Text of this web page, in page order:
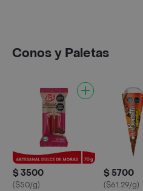
Conos y Paletas
$ 3500
($50/g)
$ 5700
($61.29/g)